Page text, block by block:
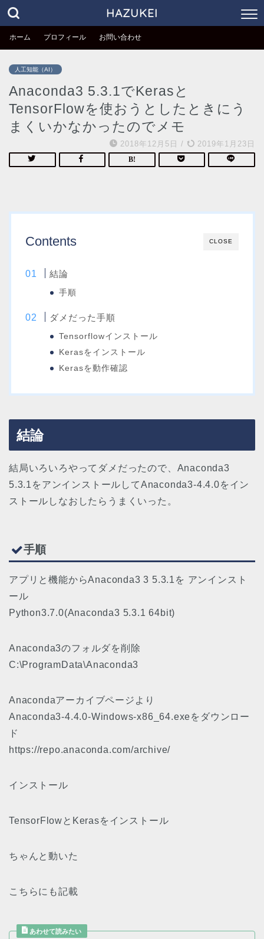
HAZUKEI
ホーム プロフィール お問い合わせ
人工知能（AI）
Anaconda3 5.3.1でKerasと
TensorFlowを使おうとしたときにう
まくいかなかったのでメモ
2018年12月5日 / 2019年1月23日
CLOSE
Contents
結論
手順
ダメだった手順
Tensorflowインストール
Kerasをインストール
Kerasを動作確認
結論
結局いろいろやってダメだったので、Anaconda3
5.3.1をアンインストールしてAnaconda3-4.4.0をイン
ストールしなおしたらうまくいった。
手順
アプリと機能からAnaconda3 3 5.3.1を アンインスト
ール
Python3.7.0(Anaconda3 5.3.1 64bit)
Anaconda3のフォルダを削除
C:\ProgramData\Anaconda3
Anacondaアーカイブページより
Anaconda3-4.4.0-Windows-x86_64.exeをダウンロー
ド
https://repo.anaconda.com/archive/
インストール
TensorFlowとKerasをインストール
ちゃんと動いた
こちらにも記載